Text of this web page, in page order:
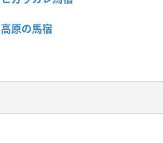
高原の馬宿